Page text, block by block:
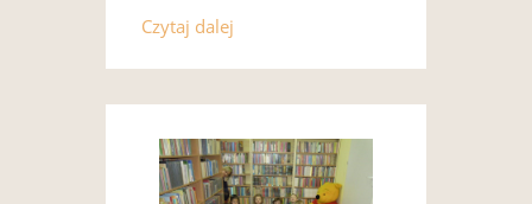
Czytaj dalej